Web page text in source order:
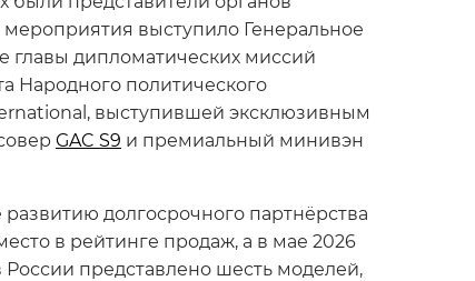
выступило Генеральное
главы дипломатических миссий
Народного политического
выступившей эксклюзивным
GAC S9 и премиальный минивэн
долгосрочного партнёрства
в рейтинге продаж, а в мае 2026
представлено шесть моделей,